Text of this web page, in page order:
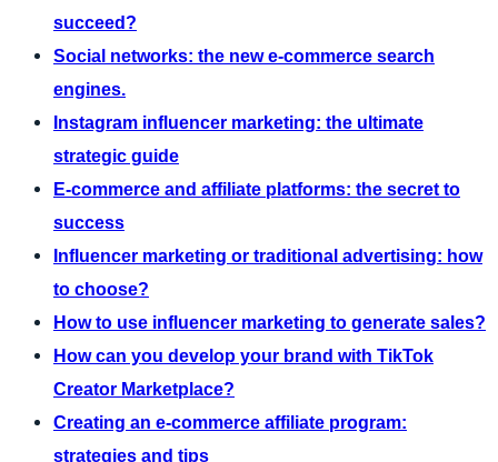
succeed?
Social networks: the new e-commerce search
engines.
Instagram influencer marketing: the ultimate
strategic guide
E-commerce and affiliate platforms: the secret to
success
Influencer marketing or traditional advertising: how
to choose?
How to use influencer marketing to generate sales?
How can you develop your brand with TikTok
Creator Marketplace?
Creating an e-commerce affiliate program:
strategies and tips